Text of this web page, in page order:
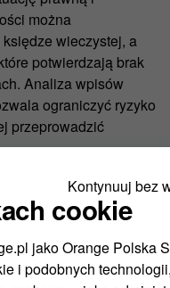
można
wieczystej, a
potwierdzają brak
Analiza wpisów
ograniczyć ryzyko
przeprowadzić
Kontynuuj bez
cookie
jako Orange Polska
i podobnych